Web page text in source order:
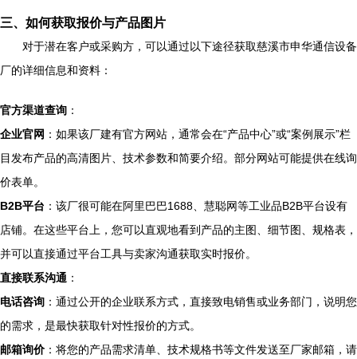
三、如何获取报价与产品图片
对于潜在客户或采购方，可以通过以下途径获取慈溪市申华通信设备
厂的详细信息和资料：
官方渠道查询 ：
企业官网 ：如果该厂建有官方网站，通常会在“产品中心”或“案例展示”栏
目发布产品的高清图片、技术参数和简要介绍。部分网站可能提供在线询
价表单。
B2B平台 ：该厂很可能在阿里巴巴1688、慧聪网等工业品B2B平台设有
店铺。在这些平台上，您可以直观地看到产品的主图、细节图、规格表，
并可以直接通过平台工具与卖家沟通获取实时报价。
直接联系沟通 ：
电话咨询 ：通过公开的企业联系方式，直接致电销售或业务部门，说明您
的需求，是最快获取针对性报价的方式。
邮箱询价：将您的产品需求清单、技术规格书等文件发送至厂家邮箱，请